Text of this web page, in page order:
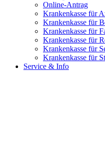
Online-Antrag
Krankenkasse für
Krankenkasse für
Krankenkasse für
Krankenkasse für
Krankenkasse für
Krankenkasse für
Service & Info